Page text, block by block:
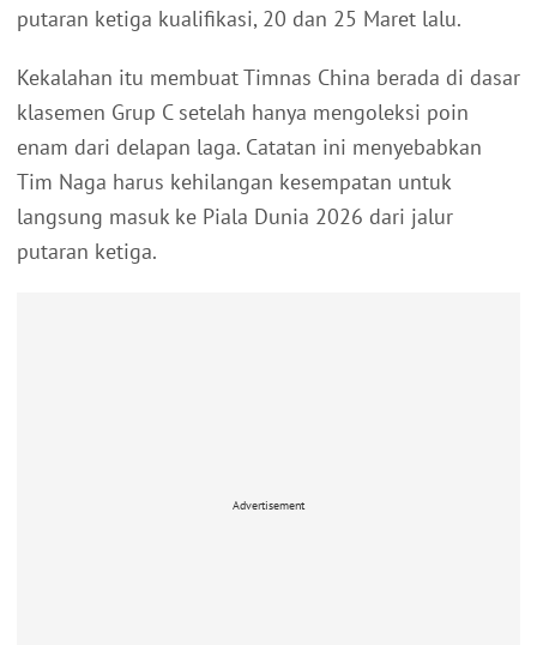
putaran ketiga kualifikasi, 20 dan 25 Maret lalu.
Kekalahan itu membuat Timnas China berada di dasar
klasemen Grup C setelah hanya mengoleksi poin
enam dari delapan laga. Catatan ini menyebabkan
Tim Naga harus kehilangan kesempatan untuk
langsung masuk ke Piala Dunia 2026 dari jalur
putaran ketiga.
Advertisement